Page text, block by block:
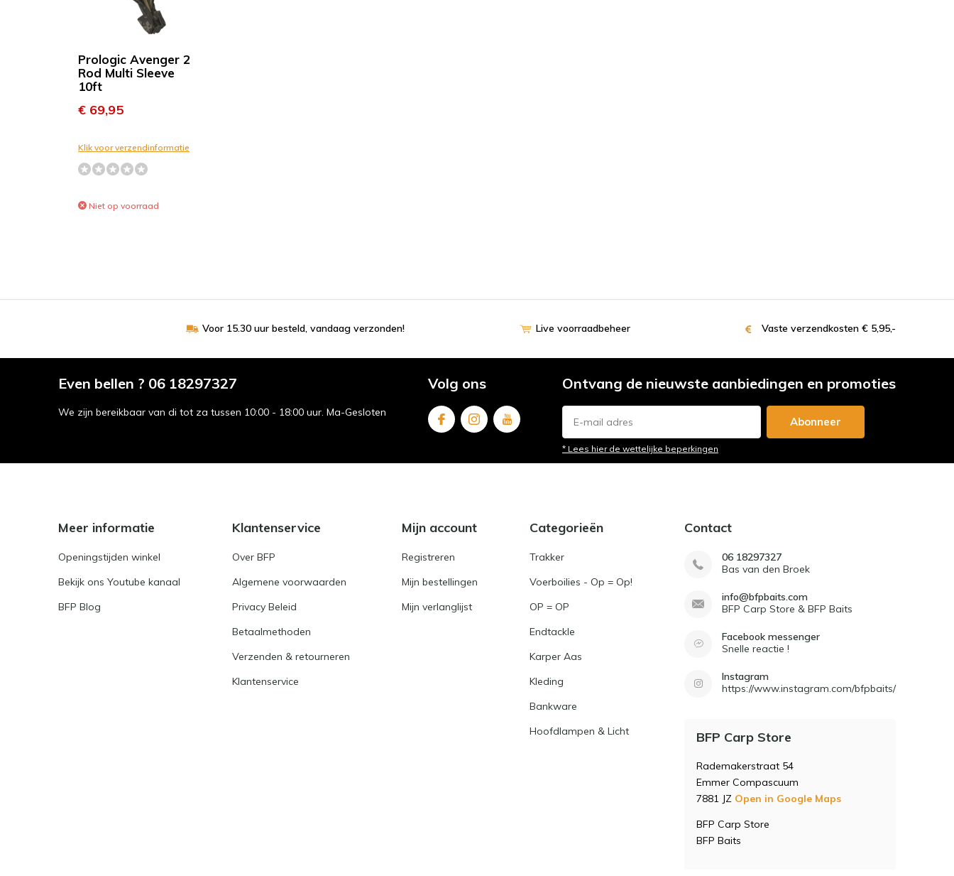
Prologic Avenger 2
Rod Multi Sleeve
10ft
€ 69,95
Klik voor verzendinformatie
Niet op voorraad
Voor 15.30 uur besteld, vandaag verzonden! Live voorraadbeheer Vaste verzendkosten € 5,95,-
Even bellen ? 06 18297327
We zijn bereikbaar van di tot za tussen 10:00 - 18:00 uur. Ma-Gesloten
Volg ons Ontvang de nieuwste aanbiedingen en promoties
Abonneer
* Lees hier de wettelijke beperkingen
Meer informatie
Openingstijden winkel
Bekijk ons Youtube kanaal
BFP Blog
Klantenservice
Over BFP
Algemene voorwaarden
Privacy Beleid
Betaalmethoden
Verzenden & retourneren
Klantenservice
Mijn account
Registreren
Mijn bestellingen
Mijn verlanglijst
Categorieën
Trakker
Voerboilies - Op = Op!
OP = OP
Endtackle
Karper Aas
Kleding
Bankware
Hoofdlampen & Licht
Contact
06 18297327
Bas van den Broek
info@bfpbaits.com
BFP Carp Store & BFP Baits
Facebook messenger
Snelle reactie !
Instagram
https://www.instagram.com/bfpbaits/
BFP Carp Store
Rademakerstraat 54
Emmer Compascuum
7881 JZ Open in Google Maps
BFP Carp Store
BFP Baits